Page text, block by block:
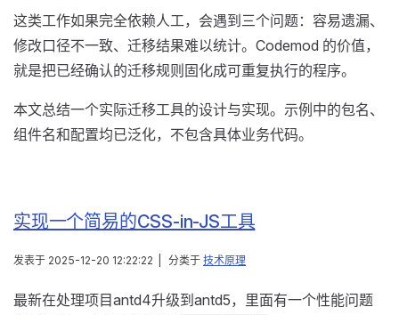
这类工作如果完全依赖人工，会遇到三个问题：容易遗漏、
修改口径不一致、迁移结果难以统计。Codemod 的价值，
就是把已经确认的迁移规则固化成可重复执行的程序。
本文总结一个实际迁移工具的设计与实现。示例中的包名、
组件名和配置均已泛化，不包含具体业务代码。
实现一个简易的CSS-in-JS工具
发表于 2025-12-20 12:22:22 分类于 技术原理
最新在处理项目antd4升级到antd5，里面有一个性能问题